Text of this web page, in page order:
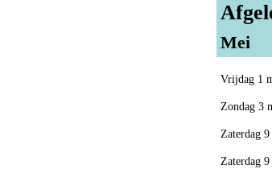
Mei
Vrijdag 1
Zondag 3
Zaterdag
Zaterdag